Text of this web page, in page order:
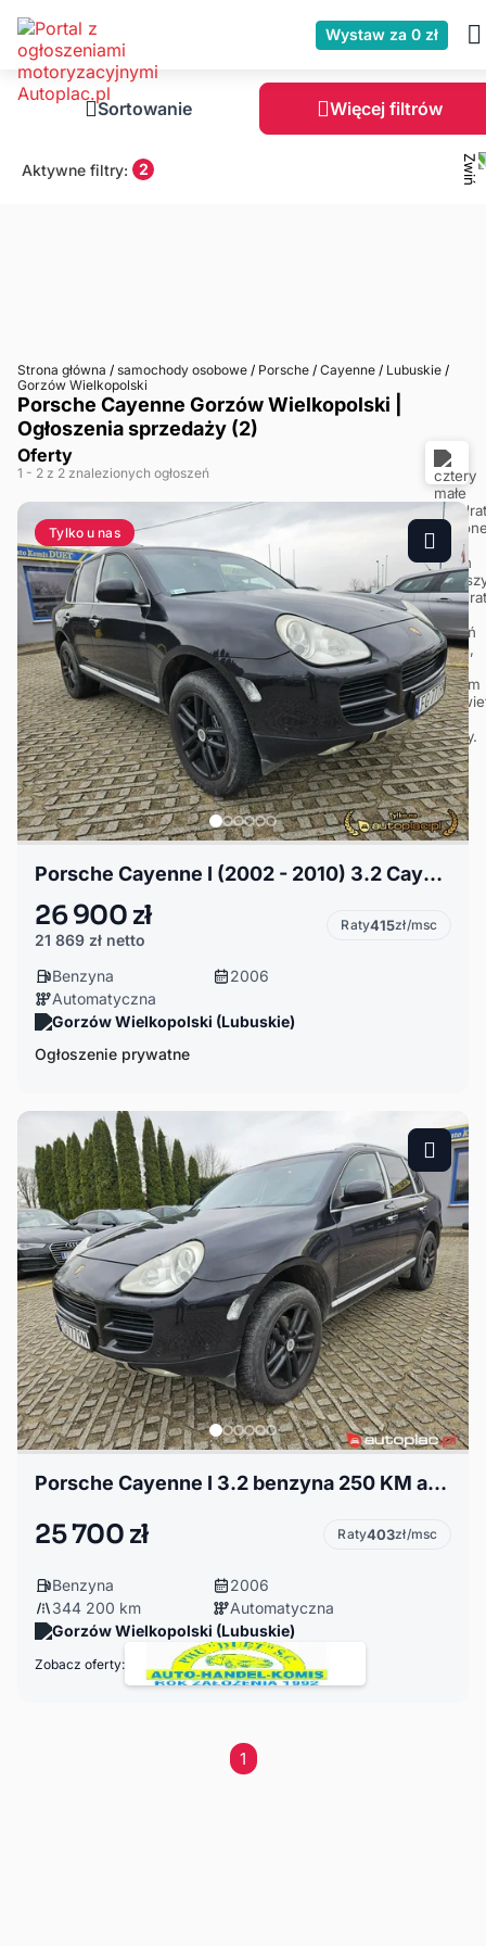
Wystaw za 0 zł
Sortowanie Więcej filtrów
Aktywne filtry: 2
Strona główna / samochody osobowe / Porsche / Cayenne / Lubuskie /
Gorzów Wielkopolski
Porsche Cayenne Gorzów Wielkopolski |
Ogłoszenia sprzedaży (2)
Oferty
1 - 2 z 2 znalezionych ogłoszeń
Tylko u nas
Porsche Cayenne I (2002 - 2010) 3.2 Cayenne3.2 VR6 super stan Europa!
26 900 zł
21 869 zł netto
Raty415zł/msc
Benzyna
2006
Automatyczna
Gorzów Wielkopolski (Lubuskie)
Ogłoszenie prywatne
Porsche Cayenne I 3.2 benzyna 250 KM automat
25 700 zł Raty403zł/msc
Benzyna
2006
344 200 km
Automatyczna
Gorzów Wielkopolski (Lubuskie)
Zobacz oferty:
1